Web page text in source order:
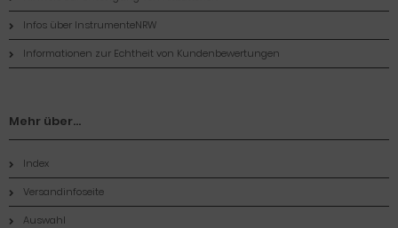
Infos über InstrumenteNRW
Informationen zur Echtheit von Kundenbewertungen
Mehr über...
Index
Versandinfoseite
Auswahl